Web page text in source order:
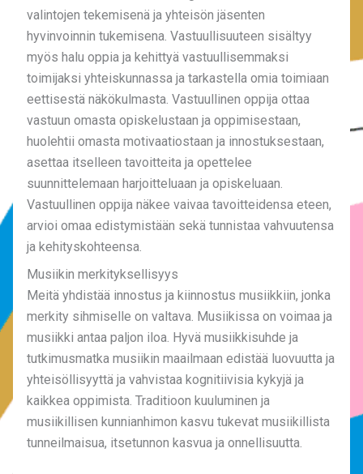
valintojen tekemisenä ja yhteisön jäsenten
hyvinvoinnin tukemisena. Vastuullisuuteen sisältyy
myös halu oppia ja kehittyä vastuullisemmaksi
toimijaksi yhteiskunnassa ja tarkastella omia toimiaan
eettisestä näkökulmasta. Vastuullinen oppija ottaa
vastuun omasta opiskelustaan ja oppimisestaan,
huolehtii omasta motivaatiostaan ja innostuksestaan,
asettaa itselleen tavoitteita ja opettelee
suunnittelemaan harjoitteluaan ja opiskeluaan.
Vastuullinen oppija näkee vaivaa tavoitteidensa eteen,
arvioi omaa edistymistään sekä tunnistaa vahvuutensa
ja kehityskohteensa.
Musiikin merkityksellisyys
Meitä yhdistää innostus ja kiinnostus musiikkiin, jonka
merkity sihmiselle on valtava. Musiikissa on voimaa ja
musiikki antaa paljon iloa. Hyvä musiikkisuhde ja
tutkimusmatka musiikin maailmaan edistää luovuutta ja
yhteisöllisyyttä ja vahvistaa kognitiivisia kykyjä ja
kaikkea oppimista. Traditioon kuuluminen ja
musiikillisen kunnianhimon kasvu tukevat musiikillista
tunneilmaisua, itsetunnon kasvua ja onnellisuutta.